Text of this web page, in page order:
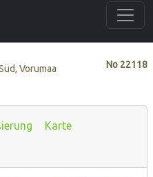
No 22118
Vorumaa
Karte